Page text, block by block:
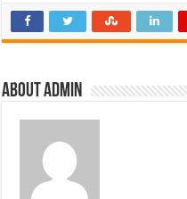
About admin